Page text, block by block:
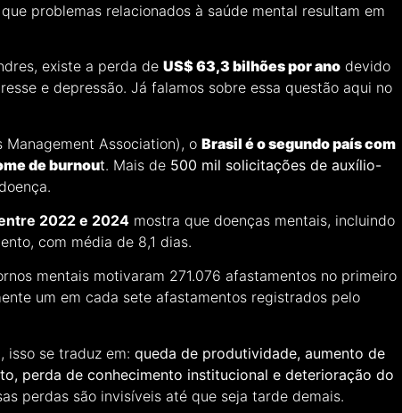
problemas relacionados à saúde mental resultam em
existe a perda deUS$ 63,3 bilhões por ano devido
e depressão. Já falamos sobre essa questão aqui no
Management Association), oBrasil é o segundo país com
de burnout. Mais de 500 mil solicitações de auxílio-
2022 e 2024 mostra que doenças mentais, incluindo
com média de 8,1 dias.
mentais motivaram 271.076 afastamentos no primeiro
um em cada sete afastamentos registrados pelo
isso se traduz em:queda de produtividade, aumento de
perda de conhecimento institucional e deterioração do
perdas são invisíveis até que seja tarde demais.